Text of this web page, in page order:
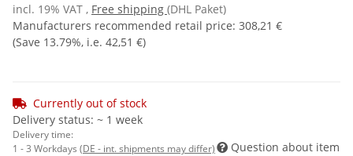
incl. 19% VAT , Free shipping (DHL Paket)
Manufacturers recommended retail price: 308,21 €
(Save 13.79%, i.e. 42,51 €)
Currently out of stock
Delivery status: ~ 1 week
Delivery time:
1 - 3 Workdays (DE - int. shipments may differ) Question about item